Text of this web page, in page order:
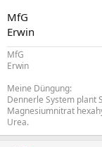
MfG
Erwin
MfG
Erwin
Meine Düngung:
Dennerle System plant
Magnesiumnitrat
Urea.